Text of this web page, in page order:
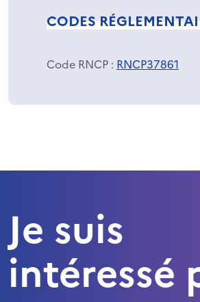
CODES
Code RNCP : RNCP37861
Je suis
intéressé